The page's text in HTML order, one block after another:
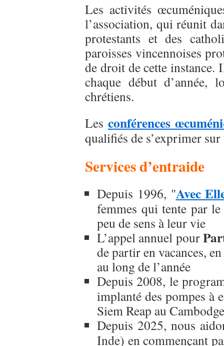
Les activités
l’association, qui réunit
protestants et des
paroisses vincennoises
de droit de cette instance.
chaque début d’année,
chrétiens.
Les conférences
qualifiés de s’exprimer
Services d’entraide
Depuis 1996, "Avec
femmes qui tente par
peu de sens à leur vie
L’appel annuel pour
de partir en vacances,
au long de l’année
Depuis 2008, le
implanté des pompes à
Siem Reap au
Depuis 2025, nous
Inde) en commençant